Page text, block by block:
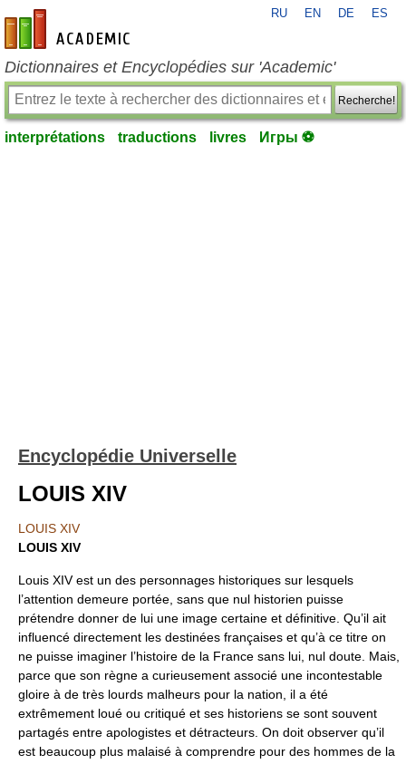
fr-academic.com
RU EN DE ES
Dictionnaires et Encyclopédies sur 'Academic'
Recherche!
interprétations traductions livres Игры ⚽
Encyclopédie Universelle
LOUIS XIV
LOUIS XIV
LOUIS XIV
Louis XIV est un des personnages historiques sur lesquels
l’attention demeure portée, sans que nul historien puisse
prétendre donner de lui une image certaine et définitive. Qu’il ait
influencé directement les destinées françaises et qu’à ce titre on
ne puisse imaginer l’histoire de la France sans lui, nul doute. Mais,
parce que son règne a curieusement associé une incontestable
gloire à de très lourds malheurs pour la nation, il a été
extrêmement loué ou critiqué et ses historiens se sont souvent
partagés entre apologistes et détracteurs. On doit observer qu’il
est beaucoup plus malaisé à comprendre pour des hommes de la